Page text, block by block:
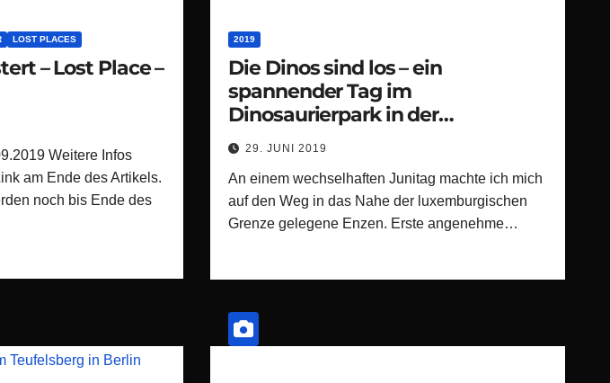
LOST PLACES
– Lost Place –
Weitere Infos
am Ende des Artikels.
noch bis Ende des
2019
Die Dinos sind los – ein
spannender Tag im
Dinosaurierpark in der
Teufelsschlucht (Eifel)
29. JUNI 2019
An einem wechselhaften Junitag machte ich mich
auf den Weg in das Nahe der luxemburgischen
Grenze gelegene Enzen. Erste angenehme…